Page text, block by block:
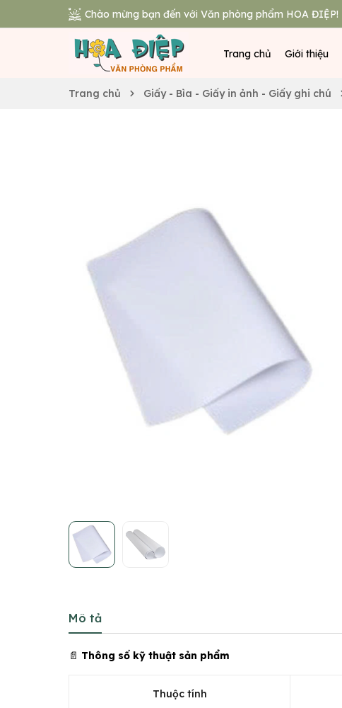
Chào mừng bạn đến với Văn phòng phẩm HOA ĐIỆP!
Trang chủ Giới thiệu
Trang chủ Giấy - Bìa - Giấy in ảnh - Giấy ghi chú
Mô tả
📄 Thông số kỹ thuật sản phẩm
Thuộc tính